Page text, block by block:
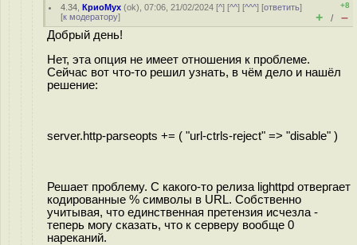
4.34 ,КриоМух (ok), 07:06, 21/02/2024 [^] [^^] [^^^] [ответить]
[к модератору]
+8
+ / –
Добрый день!
Нет, эта опция не имеет отношения к проблеме.
Сейчас вот что-то решил узнать, в чём дело и нашёл
решение:
server.http-parseopts += ( "url-ctrls-reject" => "disable" )
Решает проблему. С какого-то релиза lighttpd отвергает
кодированные % символы в URL. Собственно
учитывая, что единственная претензия исчезла -
теперь могу сказать, что к серверу вообще 0
нареканий.